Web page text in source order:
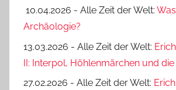
10.04.2026 - Alle Zeit der Welt:
Archäologie?
13.03.2026 - Alle Zeit der Welt:
II: Interpol, Höhlenmärchen und die
27.02.2026 - Alle Zeit der Welt: